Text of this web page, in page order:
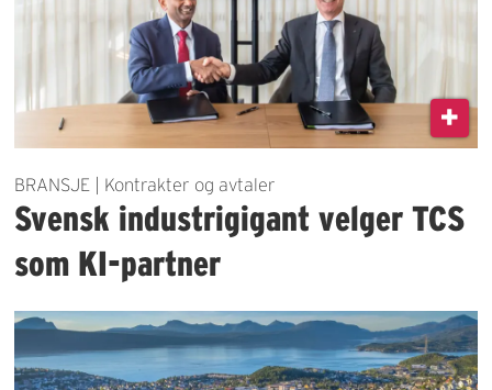
BRANSJE | Kontrakter og avtaler
Svensk industrigigant velger TCS
som KI-partner